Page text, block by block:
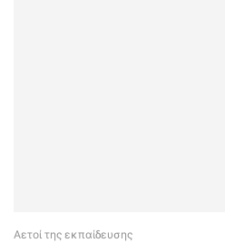
Αετοί της εκπαίδευσης